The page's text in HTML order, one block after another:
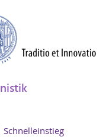
Schnelleinstieg